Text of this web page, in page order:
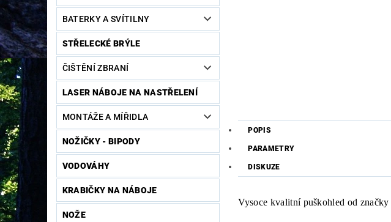
BATERKY A SVÍTILNY
STŘELECKÉ BRÝLE
ČIŠTĚNÍ ZBRANÍ
LASER NÁBOJE NA NASTŘELENÍ
MONTÁŽE A MÍŘIDLA
NOŽIČKY - BIPODY
VODOVÁHY
KRABIČKY NA NÁBOJE
NOŽE
POPIS
PARAMETRY
DISKUZE
Vysoce kvalitní puškohled od značky